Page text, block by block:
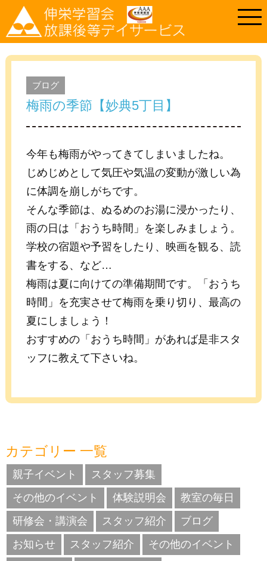
ブログ
梅雨の季節【妙典5丁目】
今年も梅雨がやってきてしまいましたね。
じめじめとして気圧や気温の変動が激しい為
に体調を崩しがちです。
そんな季節は、ぬるめのお湯に浸かったり、
雨の日は「おうち時間」を楽しみましょう。
学校の宿題や予習をしたり、映画を観る、読
書をする、など…
梅雨は夏に向けての準備期間です。「おうち
時間」を充実させて梅雨を乗り切り、最高の
夏にしましょう！
おすすめの「おうち時間」があれば是非スタ
ッフに教えて下さいね。
カテゴリー 一覧
親子イベント
スタッフ募集
その他のイベント
体験説明会
教室の毎日
研修会・講演会
スタッフ紹介
ブログ
お知らせ
スタッフ紹介
その他のイベント